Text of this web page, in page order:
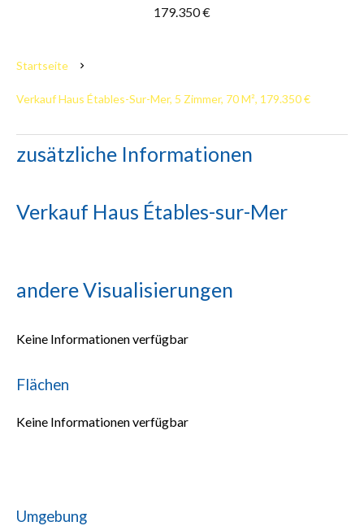
179.350 €
Startseite
Verkauf Haus Étables-Sur-Mer, 5 Zimmer, 70 M², 179.350 €
zusätzliche Informationen
Verkauf Haus Étables-sur-Mer
andere Visualisierungen
Keine Informationen verfügbar
Flächen
Keine Informationen verfügbar
Umgebung